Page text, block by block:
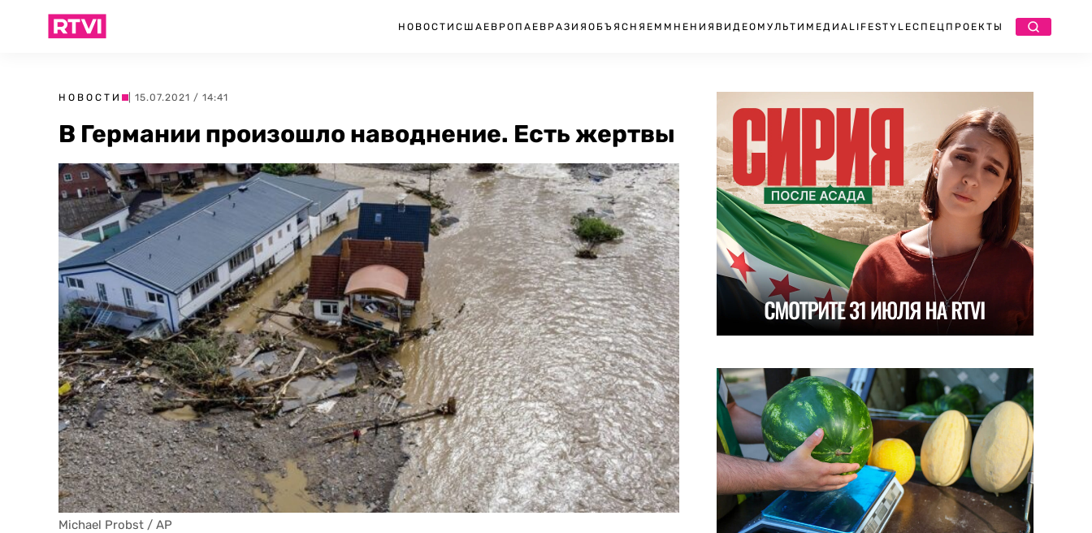
НОВОСТИ США ЕВРОПА ЕВРАЗИЯ ОБЪЯСНЯЕМ МНЕНИЯ ВИДЕО МУЛЬТИМЕДИА LIFESTYLEСПЕЦПРОЕКТЫ
НОВОСТИ | 15.07.2021 / 14:41
В Германии произошло наводнение. Есть жертвы
Michael Probst / AP